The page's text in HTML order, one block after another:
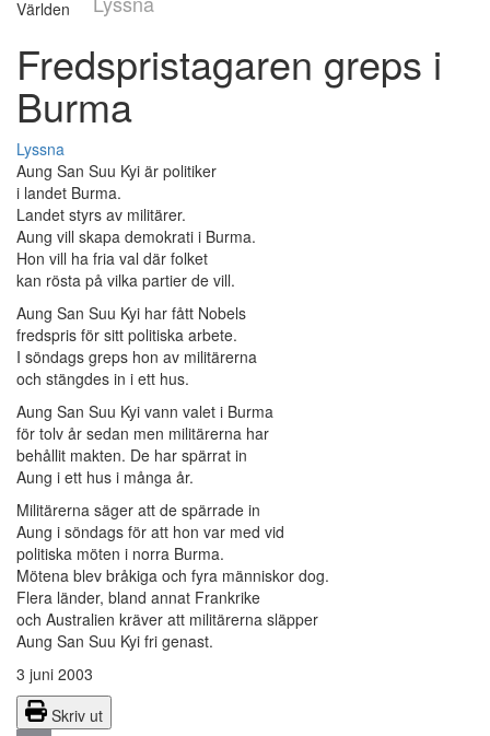
Världen
Fredspristagaren greps i
Burma
Lyssna
Aung San Suu Kyi är politiker
i landet Burma.
Landet styrs av militärer.
Aung vill skapa demokrati i Burma.
Hon vill ha fria val där folket
kan rösta på vilka partier de vill.
Aung San Suu Kyi har fått Nobels
fredspris för sitt politiska arbete.
I söndags greps hon av militärerna
och stängdes in i ett hus.
Aung San Suu Kyi vann valet i Burma
för tolv år sedan men militärerna har
behållit makten. De har spärrat in
Aung i ett hus i många år.
Militärerna säger att de spärrade in
Aung i söndags för att hon var med vid
politiska möten i norra Burma.
Mötena blev bråkiga och fyra människor dog.
Flera länder, bland annat Frankrike
och Australien kräver att militärerna släpper
Aung San Suu Kyi fri genast.
3 juni 2003
Skriv ut